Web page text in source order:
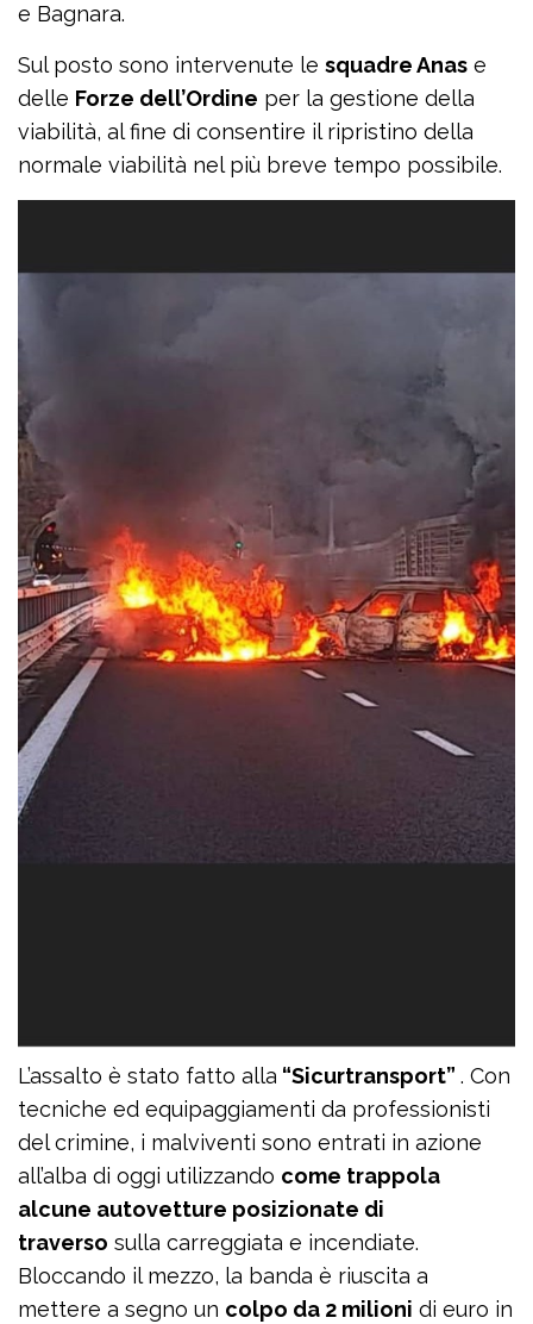
e Bagnara.
Sul posto sono intervenute le squadre Anas e
delle Forze dell’Ordine per la gestione della
viabilità, al fine di consentire il ripristino della
normale viabilità nel più breve tempo possibile.
L’assalto è stato fatto alla “Sicurtransport” . Con
tecniche ed equipaggiamenti da professionisti
del crimine, i malviventi sono entrati in azione
all’alba di oggi utilizzando come trappola
alcune autovetture posizionate di
traverso sulla carreggiata e incendiate.
Bloccando il mezzo, la banda è riuscita a
mettere a segno un colpo da 2 milioni di euro in